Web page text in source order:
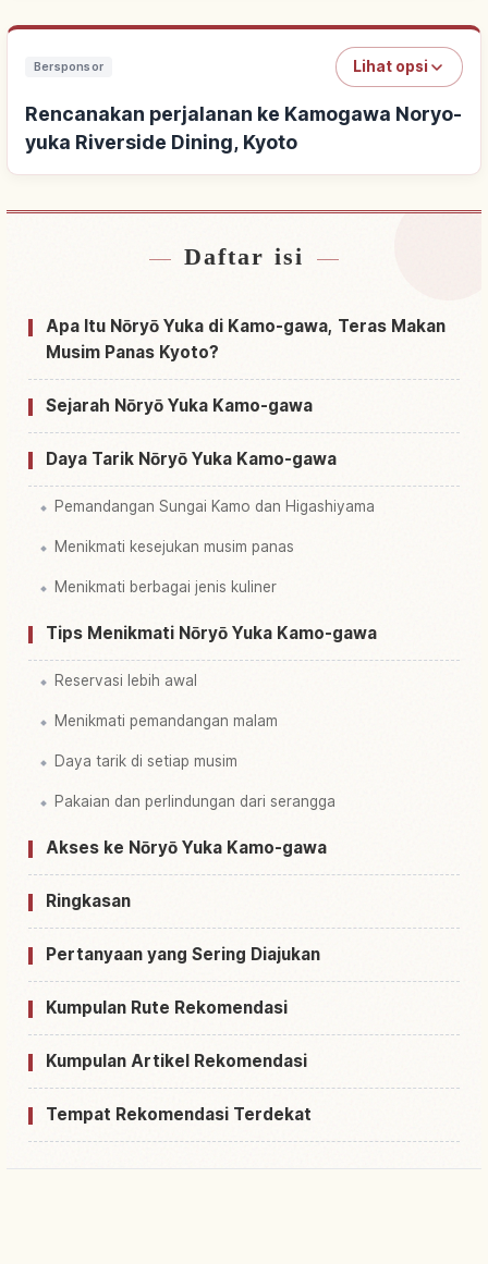
Bersponsor Lihat opsi
Rencanakan perjalanan ke Kamogawa Noryo-
yuka Riverside Dining, Kyoto
Cari penginapan dekat Kamogawa Noryo-yuka
Cari aktivitas di Kamogawa Noryo-yuka
Riverside Dining, Kyoto
Daftar isi
Apa Itu Nōryō Yuka di Kamo-gawa, Teras Makan
Musim Panas Kyoto?
Sejarah Nōryō Yuka Kamo-gawa
Daya Tarik Nōryō Yuka Kamo-gawa
Pemandangan Sungai Kamo dan Higashiyama
Menikmati kesejukan musim panas
Menikmati berbagai jenis kuliner
Tips Menikmati Nōryō Yuka Kamo-gawa
Reservasi lebih awal
Menikmati pemandangan malam
Daya tarik di setiap musim
Pakaian dan perlindungan dari serangga
Akses ke Nōryō Yuka Kamo-gawa
Ringkasan
Pertanyaan yang Sering Diajukan
Kumpulan Rute Rekomendasi
Kumpulan Artikel Rekomendasi
Tempat Rekomendasi Terdekat